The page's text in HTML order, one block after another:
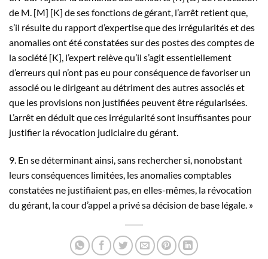
de M. [M] [K] de ses fonctions de gérant, l’arrêt retient que,
s’il résulte du rapport d’expertise que des irrégularités et des
anomalies ont été constatées sur des postes des comptes de
la société [K], l’expert relève qu’il s’agit essentiellement
d’erreurs qui n’ont pas eu pour conséquence de favoriser un
associé ou le dirigeant au détriment des autres associés et
que les provisions non justifiées peuvent être régularisées.
L’arrêt en déduit que ces irrégularité sont insuffisantes pour
justifier la révocation judiciaire du gérant.
9. En se déterminant ainsi, sans rechercher si, nonobstant
leurs conséquences limitées, les anomalies comptables
constatées ne justifiaient pas, en elles-mêmes, la révocation
du gérant, la cour d’appel a privé sa décision de base légale. »